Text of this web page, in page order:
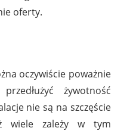
oferty.
oczywiście poważnie
żywotność
nie są na szczęście
wiele zależy w tym